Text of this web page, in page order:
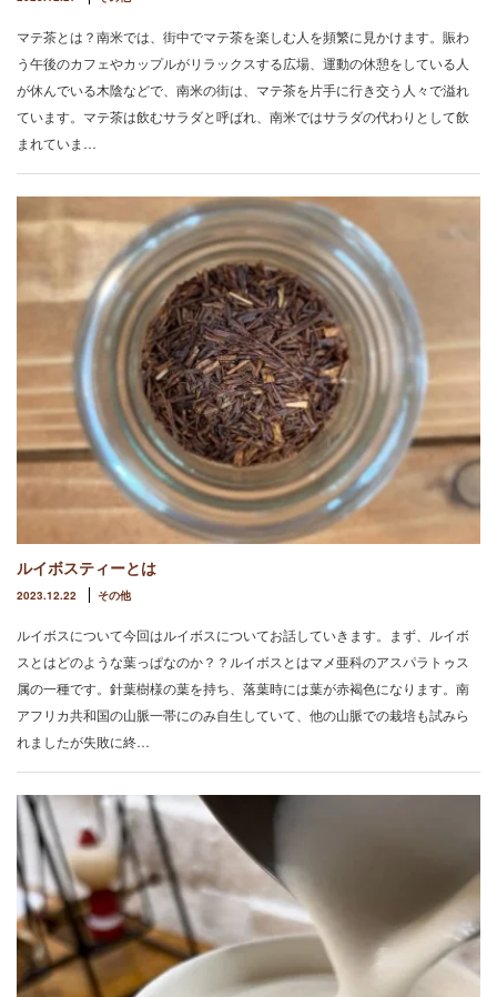
マテ茶とは？南米では、街中でマテ茶を楽しむ人を頻繁に見かけます。賑わ
う午後のカフェやカップルがリラックスする広場、運動の休憩をしている人
が休んでいる木陰などで、南米の街は、マテ茶を片手に行き交う人々で溢れ
ています。マテ茶は飲むサラダと呼ばれ、南米ではサラダの代わりとして飲
まれていま…
ルイボスティーとは
2023.12.22 その他
ルイボスについて今回はルイボスについてお話していきます。まず、ルイボ
スとはどのような葉っぱなのか？？ルイボスとはマメ亜科のアスパラトゥス
属の一種です。針葉樹様の葉を持ち、落葉時には葉が赤褐色になります。南
アフリカ共和国の山脈一帯にのみ自生していて、他の山脈での栽培も試みら
れましたが失敗に終…